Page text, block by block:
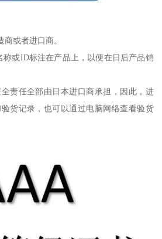
或者进口商。
称或ID标注在产品上，以便在日后产品销
责任全部由日本进口商承担，因此，进
货记录，也可以通过电脑网络查看验货